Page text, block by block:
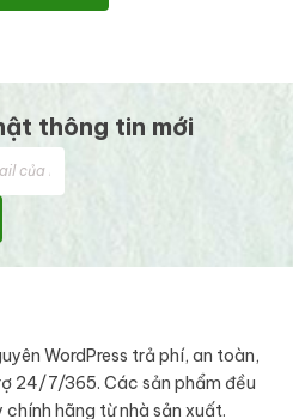
thông tin mới
WordPress trả phí, an toàn,
24/7/365. Các sản phẩm đều
hãng từ nhà sản xuất.